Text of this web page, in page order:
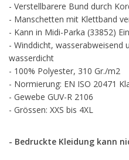
- Verstellbarere Bund durch
- Manschetten mit Klettband
- Kann in Midi-Parka (33852)
- Winddicht, wasserabweisend
wasserdicht
- 100% Polyester, 310 Gr./m2
- Normierung: EN ISO 20471
- Gewebe GUV-R 2106
- Grössen: XXS bis 4XL
- Bedruckte Kleidung kann